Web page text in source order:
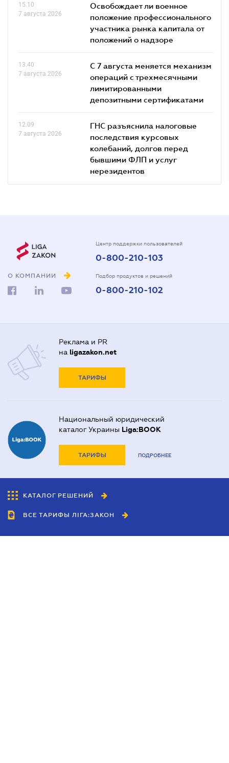
15.10
7 августа 2026
Освобождает ли военное
положение профессионального
участника рынка капитала от
положений о надзоре
13.40
7 августа 2026
С 7 августа меняется механизм
операций с трехмесячными
лимитированными
депозитными сертификатами
12.09
7 августа 2026
ГНС разъяснила налоговые
последствия курсовых
колебаний, долгов перед
бывшими ФЛП и услуг
нерезидентов
О КОМПАНИИ
Центр поддержки пользователей
0-800-210-103
Подбор продуктов и решений
0-800-210-102
Реклама и PR
на ligazakon.net
ТАРИФЫ
Национальный юридический
каталог Украины Liga:BOOK
ТАРИФЫ ПОДРОБНЕЕ
КАТАЛОГ РЕШЕНИЙ
ВСЕ ТАРИФЫ ЛІГА:ЗАКОН